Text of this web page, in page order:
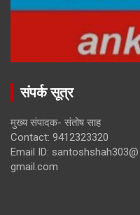
संपर्क सूत्र
मुख्य संपादक- संतोष साह
Contact: 9412323320
Email ID: santoshshah303@
gmail.com